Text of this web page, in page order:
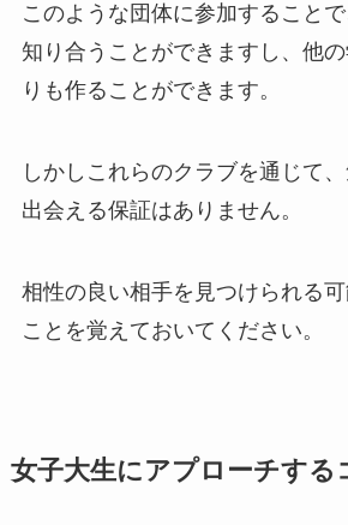
このような団体に参加すること
知り合うことができますし、他
りも作ることができます。
しかしこれらのクラブを通じて
出会える保証はありません。
相性の良い相手を見つけられる
ことを覚えておいてください。
女子大生にアプローチする